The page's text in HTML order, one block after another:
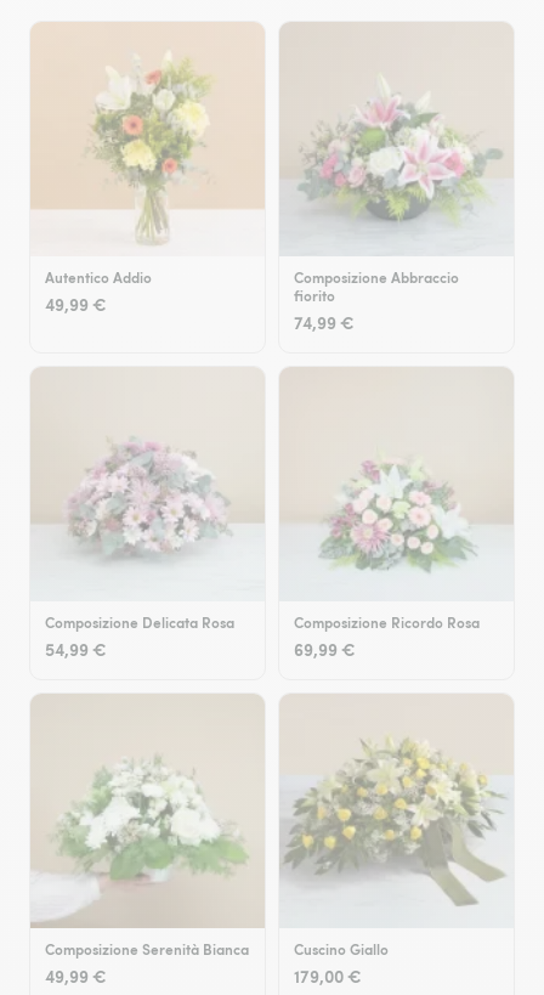
Autentico Addio
49,99 €
Composizione Abbraccio
fiorito
74,99 €
Composizione Delicata Rosa
54,99 €
Composizione Ricordo Rosa
69,99 €
Composizione Serenità Bianca
49,99 €
Cuscino Giallo
179,00 €